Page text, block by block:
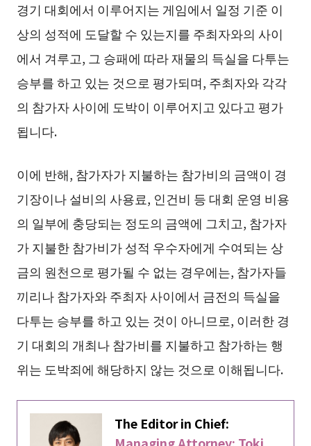
경기 대회에서 이루어지는 게임에서 일정 기준 이
상의 성적에 도달할 수 있는지를 주최자와의 사이
에서 겨루고, 그 승패에 따라 재물의 득실을 다투는
승부를 하고 있는 것으로 평가되며, 주최자와 각각
의 참가자 사이에 도박이 이루어지고 있다고 평가
됩니다.
이에 반해, 참가자가 지불하는 참가비의 금액이 경
기장이나 설비의 사용료, 인건비 등 대회 운영 비용
의 일부에 충당되는 정도의 금액에 그치고, 참가자
가 지불한 참가비가 성적 우수자에게 수여되는 상
금의 원천으로 평가될 수 없는 경우에는, 참가자들
끼리나 참가자와 주최자 사이에서 금전의 득실을
다투는 승부를 하고 있는 것이 아니므로, 이러한 경
기 대회의 개최나 참가비를 지불하고 참가하는 행
위는 도박죄에 해당하지 않는 것으로 이해됩니다.
The Editor in Chief: